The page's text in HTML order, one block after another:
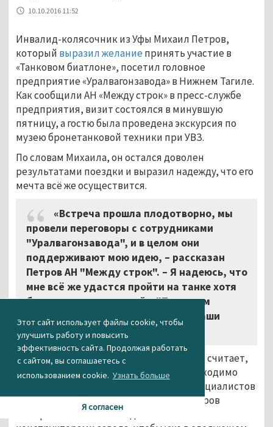
Этот сайт использует файлы cookie, чтобы
улучшить работу и повысить
эффективность сайта. Продолжая работать
с сайтом, вы соглашаетесь с
использованием cookie. Узнать больше
Я согласен
10.10.2016 11:52
Инвалид-колясочник из Уфы Михаил Петров,
который выразил желание принять участие в
«Танковом биатлоне», посетил головное
предприятие «Уралвагонзавода» в Нижнем Тагиле.
Как сообщили АН «Между строк» в пресс-службе
предприятия, визит состоялся в минувшую
пятницу, а гостю была проведена экскурсия по
музею бронетанковой техники при УВЗ.
По словам Михаила, он остался доволен
результатами поездки и выразил надежду, что его
мечта всё же осуществится.
«Встреча прошла плодотворно, мы
провели переговоры с сотрудниками
"Уралвагонзавода", и в целом они
поддерживают мою идею, – рассказан
Петров АН "Между строк". – Я надеюсь, что
мне всё же удастся пройти на танке хотя
бы полосу препятствий в "Танковом
биатлоне", чтобы доказать, что наши
инвалиды способны на многое».
Сотрудник музея УВЗ Евгений Упрямцев считает,
что для воплощения идеи уфимца необходимо
задействовать большое количество специалистов
в разных сферах деятельности. Сам Петров
намерен плотно взаимодействовать с